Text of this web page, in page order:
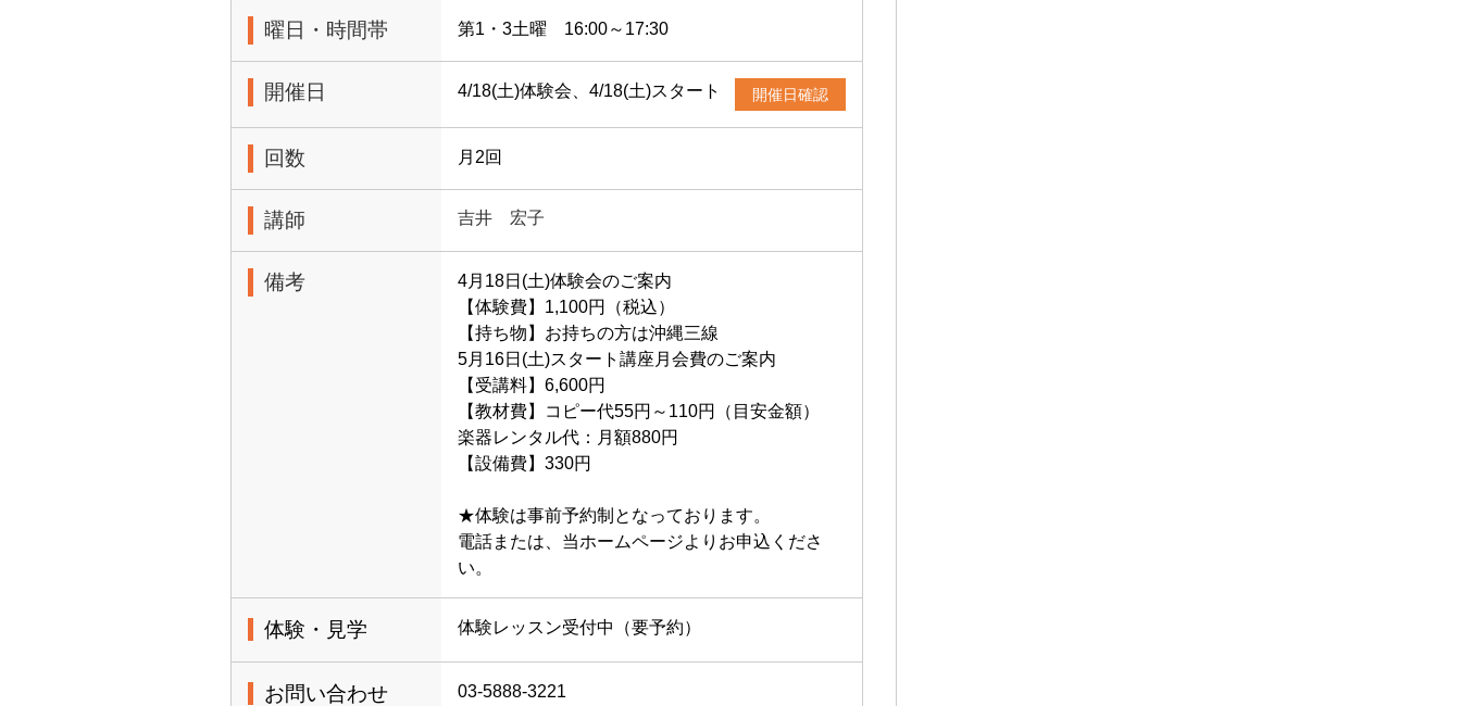
曜日・時間帯 第1・3土曜 16:00～17:30
開催日 4/18(土)体験会、4/18(土)スタート 開催日確認
回数 月2回
講師 吉井 宏子
備考
4月18日(土)体験会のご案内
【体験費】1,100円（税込）
【持ち物】お持ちの方は沖縄三線
5月16日(土)スタート講座月会費のご案内
【受講料】6,600円
【教材費】コピー代55円～110円（目安金額）
楽器レンタル代：月額880円
【設備費】330円
★体験は事前予約制となっております。
電話または、当ホームページよりお申込くださ
い。
体験・見学 体験レッスン受付中（要予約）
お問い合わせ 03-5888-3221